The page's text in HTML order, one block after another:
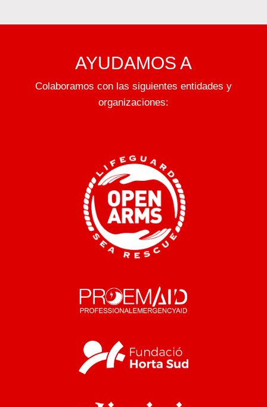
AYUDAMOS A
Colaboramos con las siguientes entidades y
organizaciones: